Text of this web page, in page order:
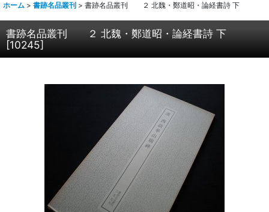
ホーム > 書跡名品叢刊 > 書跡名品叢刊 ２ 北魏・鄭道昭・論経書詩 下
書跡名品叢刊 ２ 北魏・鄭道昭・論経書詩 下
[10245]